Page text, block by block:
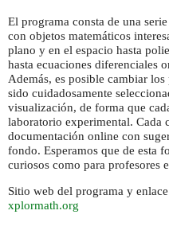
El programa consta de una
con objetos matemáticos
plano y en el espacio hasta
hasta ecuaciones diferenciales
Además, es posible cambiar
sido cuidadosamente
visualización, de forma que
laboratorio experimental. Cada
documentación online con
fondo. Esperamos que de esta
curiosos como para profesores
Sitio web del programa y
xplormath.org